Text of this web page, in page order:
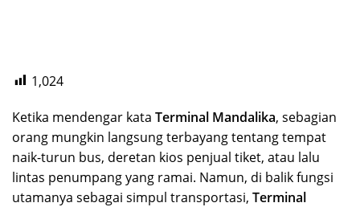
1,024
Ketika mendengar kata Terminal Mandalika, sebagian
orang mungkin langsung terbayang tentang tempat
naik-turun bus, deretan kios penjual tiket, atau lalu
lintas penumpang yang ramai. Namun, di balik fungsi
utamanya sebagai simpul transportasi, Terminal